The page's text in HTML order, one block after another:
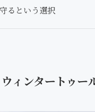
るという選択
ィンタートゥー